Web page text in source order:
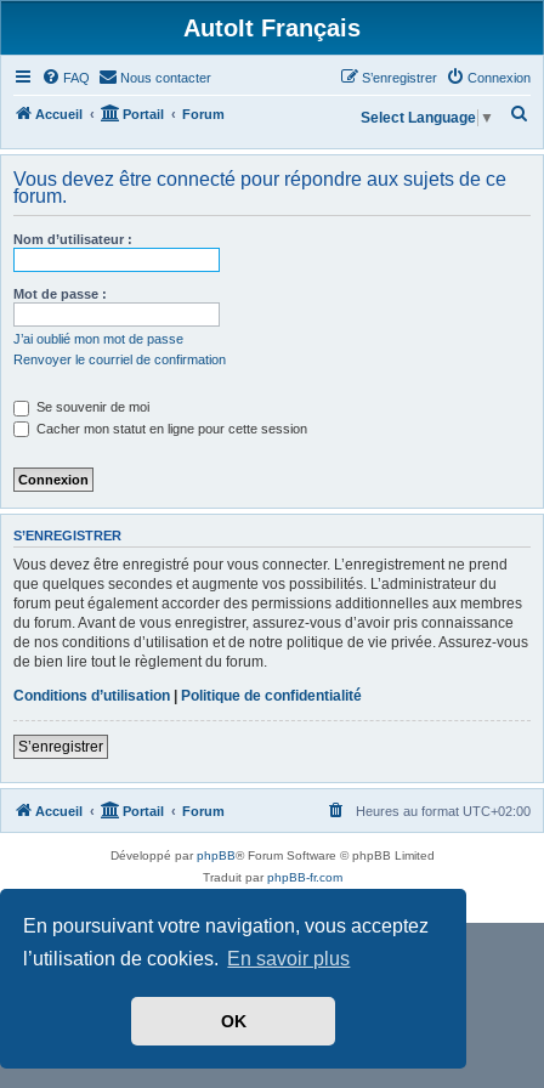
En poursuivant votre navigation, vous acceptez
l’utilisation de cookies. En savoir plus
OK
AutoIt Français
FAQ Nous contacter Connexion
S’enregistrer
Accueil Portail Forum Select Language ▼
Vous devez être connecté pour répondre aux sujets de ce
forum.
Nom d’utilisateur :
Mot de passe :
J’ai oublié mon mot de passe
Renvoyer le courriel de confirmation
Se souvenir de moi
Cacher mon statut en ligne pour cette session
S’ENREGISTRER
Vous devez être enregistré pour vous connecter. L’enregistrement ne prend
que quelques secondes et augmente vos possibilités. L’administrateur du
forum peut également accorder des permissions additionnelles aux membres
du forum. Avant de vous enregistrer, assurez-vous d’avoir pris connaissance
de nos conditions d’utilisation et de notre politique de vie privée. Assurez-vous
de bien lire tout le règlement du forum.
Conditions d’utilisation | Politique de confidentialité
S’enregistrer
Accueil Portail Forum Heures au format UTC+02:00
Développé parphpBB® Forum Software © phpBB Limited
Traduit parphpBB-fr.com